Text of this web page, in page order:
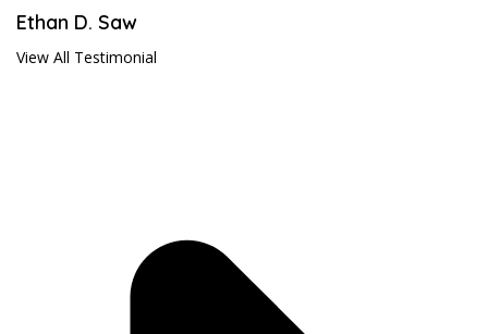
Ethan D. Saw
View All Testimonial